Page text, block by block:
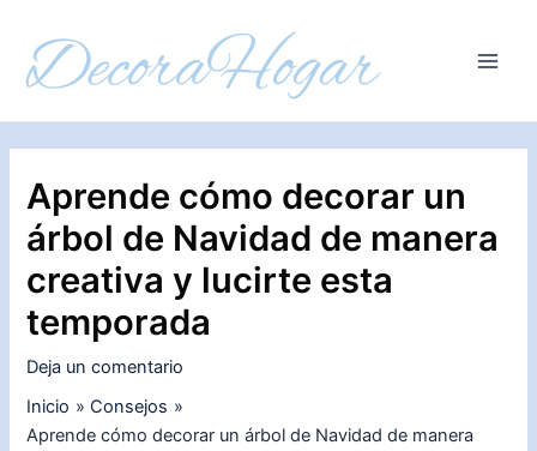
contenido
Aprende cómo decorar un
árbol de Navidad de manera
creativa y lucirte esta
temporada
Deja un comentario
Inicio
Consejos
Aprende cómo decorar un árbol de Navidad de manera